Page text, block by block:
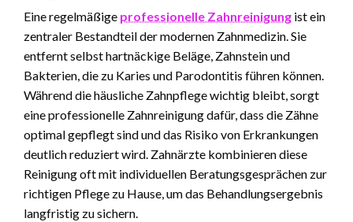
Eine regelmäßige professionelle Zahnreinigung ist ein
zentraler Bestandteil der modernen Zahnmedizin. Sie
entfernt selbst hartnäckige Beläge, Zahnstein und
Bakterien, die zu Karies und Parodontitis führen können.
Während die häusliche Zahnpflege wichtig bleibt, sorgt
eine professionelle Zahnreinigung dafür, dass die Zähne
optimal gepflegt sind und das Risiko von Erkrankungen
deutlich reduziert wird. Zahnärzte kombinieren diese
Reinigung oft mit individuellen Beratungsgesprächen zur
richtigen Pflege zu Hause, um das Behandlungsergebnis
langfristig zu sichern.